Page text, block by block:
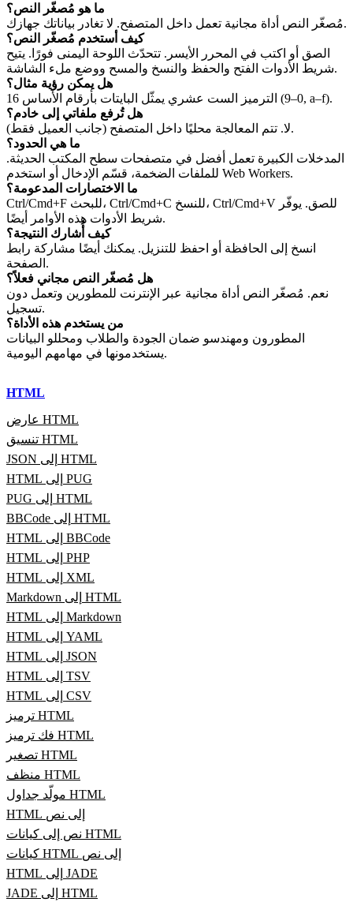
ما هو مُصغّر النص؟
مُصغّر النص أداة مجانية تعمل داخل المتصفح. لا تغادر بياناتك جهازك.
كيف أستخدم مُصغّر النص؟
الصق أو اكتب في المحرر الأيسر. تتحدّث اللوحة اليمنى فورًا. يتيح
شريط الأدوات الفتح والحفظ والنسخ والمسح ووضع ملء الشاشة.
هل يمكن رؤية مثال؟
الترميز الست عشري يمثّل البايتات بأرقام الأساس 16 (0–9, a–f).
هل تُرفع ملفاتي إلى خادم؟
لا. تتم المعالجة محليًا داخل المتصفح (جانب العميل فقط).
ما هي الحدود؟
المدخلات الكبيرة تعمل أفضل في متصفحات سطح المكتب الحديثة.
للملفات الضخمة، قسّم الإدخال أو استخدم Web Workers.
ما الاختصارات المدعومة؟
Ctrl/Cmd+F للبحث، Ctrl/Cmd+C للنسخ، Ctrl/Cmd+V للصق. يوفّر
شريط الأدوات هذه الأوامر أيضًا.
كيف أُشارك النتيجة؟
انسخ إلى الحافظة أو احفظ للتنزيل. يمكنك أيضًا مشاركة رابط
الصفحة.
هل مُصغّر النص مجاني فعلاً؟
نعم. مُصغّر النص أداة مجانية عبر الإنترنت للمطورين وتعمل دون
تسجيل.
من يستخدم هذه الأداة؟
المطورون ومهندسو ضمان الجودة والطلاب ومحللو البيانات
يستخدمونها في مهامهم اليومية.
HTML
عارض HTML
تنسيق HTML
JSON إلى HTML
HTML إلى PUG
PUG إلى HTML
BBCode إلى HTML
HTML إلى BBCode
HTML إلى PHP
HTML إلى XML
Markdown إلى HTML
HTML إلى Markdown
HTML إلى YAML
HTML إلى JSON
HTML إلى TSV
HTML إلى CSV
ترميز HTML
فك ترميز HTML
تصغير HTML
منظف HTML
مولّد جداول HTML
HTML إلى نص
نص إلى كيانات HTML
كيانات HTML إلى نص
HTML إلى JADE
JADE إلى HTML